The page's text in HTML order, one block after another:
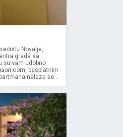
Novalje,
grada sa
su vam udobno
besplatnim
nalaze se...